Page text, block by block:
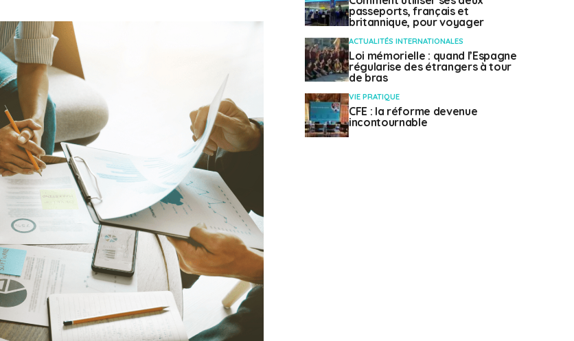
passeports, français et
britannique, pour voyager
ACTUALITÉS INTERNATIONALES
Loi mémorielle : quand l’Espagne
régularise des étrangers à tour
de bras
VIE PRATIQUE
CFE : la réforme devenue
incontournable